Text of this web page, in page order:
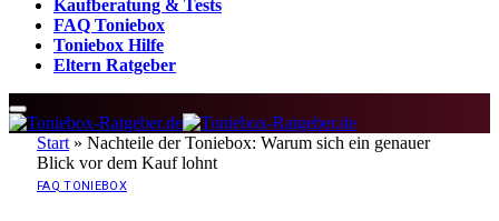
Kaufberatung & Tests
FAQ Toniebox
Toniebox Hilfe
Eltern Ratgeber
Start » Nachteile der Toniebox: Warum sich ein genauer
Blick vor dem Kauf lohnt
FAQ TONIEBOX